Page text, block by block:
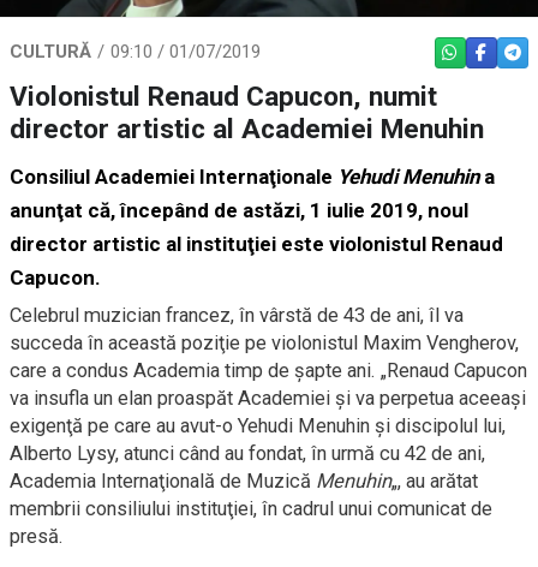
CULTURĂ 09:10 / 01/07/2019 WHATSAPP
Violonistul Renaud Capucon, numit
director artistic al Academiei Menuhin
Consiliul Academiei Internaţionale Yehudi Menuhina
anunţat că, începând de astăzi, 1 iulie 2019, noul
director artistic al instituţiei este violonistul Renaud
Capucon.
Celebrul muzician francez, în vârstă de 43 de ani, îl va
succeda în această poziţie pe violonistul Maxim Vengherov,
care a condus Academia timp de şapte ani. „Renaud Capucon
va insufla un elan proaspăt Academiei şi va perpetua aceeaşi
exigenţă pe care au avut-o Yehudi Menuhin şi discipolul lui,
Alberto Lysy, atunci când au fondat, în urmă cu 42 de ani,
Academia Internaţională de Muzică Menuhin„, au arătat
membrii consiliului instituţiei, în cadrul unui comunicat de
presă.